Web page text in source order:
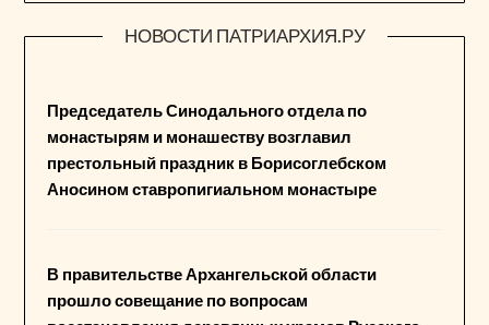
НОВОСТИ ПАТРИАРХИЯ.РУ
Председатель Синодального отдела по
монастырям и монашеству возглавил
престольный праздник в Борисоглебском
Аносином ставропигиальном монастыре
В правительстве Архангельской области
прошло совещание по вопросам